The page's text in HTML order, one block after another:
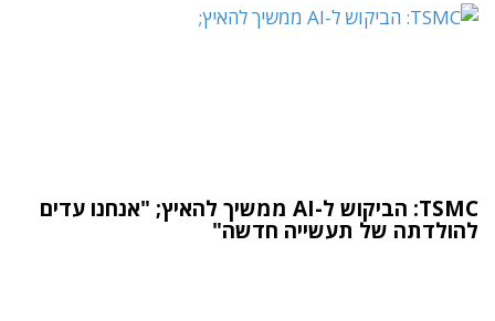
TSMC: הביקוש ל-AI ממשיך להאיץ; "אנחנו עדים
להולדתה של תעשייה חדשה"